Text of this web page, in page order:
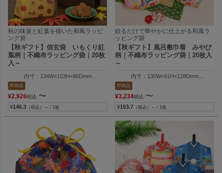
秋の味覚と紅葉を描いた和風ラッピ
ング袋
【秋ギフト】信玄袋 いもくり紅
葉柄｜不織布ラッピング袋｜20枚
入～
内寸：134W×153H×96Dmm
外寸：134W×175H×96Dmm
即納品
¥2,926税込 〜
¥146.3 （税込）～ ⁄ 1枚
絞るだけで華やかに仕上がる和風ラ
ッピング袋
【秋ギフト】風呂敷巾着 みやび
柄｜不織布ラッピング袋｜20枚入
～
内寸：130W×91H×128Dmm
外寸：130W×110H×128Dmm
即納品
¥3,234税込 〜
¥153.7 （税込）～ ⁄ 1枚